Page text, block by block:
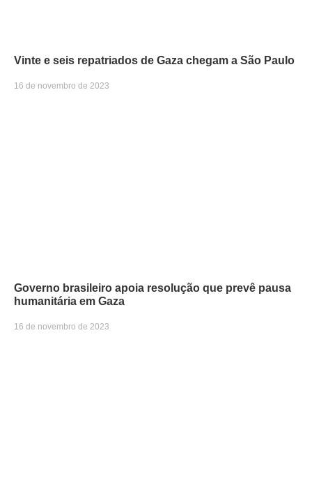
Vinte e seis repatriados de Gaza chegam a São Paulo
16 de novembro de 2023
Governo brasileiro apoia resolução que prevê pausa
humanitária em Gaza
16 de novembro de 2023